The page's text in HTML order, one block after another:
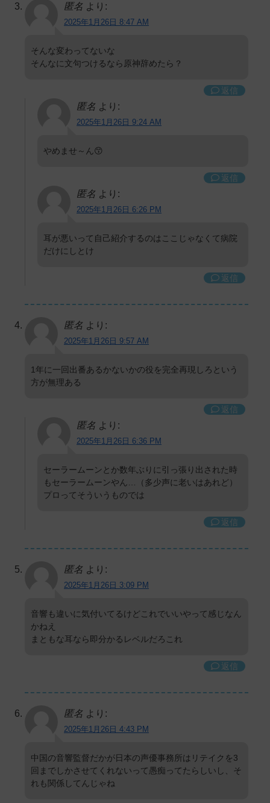
匿名 より:
2025年1月26日 8:47 AM
そんな変わってないな
そんなに文句つけるなら原神辞めたら？
返信
匿名 より:
2025年1月26日 9:24 AM
やめませ～ん😙
返信
匿名 より:
2025年1月26日 6:26 PM
耳が悪いって自己紹介するのはここじゃなくて病院
だけにしとけ
返信
匿名 より:
2025年1月26日 9:57 AM
1年に一回出番あるかないかの役を完全再現しろという
方が無理ある
返信
匿名 より:
2025年1月26日 6:36 PM
セーラームーンとか数年ぶりに引っ張り出された時
もセーラームーンやん…（多少声に老いはあれど）
プロってそういうものでは
返信
匿名 より:
2025年1月26日 3:09 PM
音響も違いに気付いてるけどこれでいいやって感じなん
かねえ
まともな耳なら即分かるレベルだろこれ
返信
匿名 より:
2025年1月26日 4:43 PM
中国の音響監督だかが日本の声優事務所はリテイクを3
回までしかさせてくれないって愚痴ってたらしいし、そ
れも関係してんじゃね